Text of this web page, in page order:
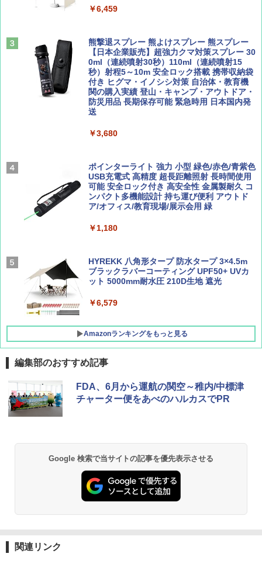
￥1,540
Coyote No.89 特集 星野道夫 夢見る旅
AIRLINE（エアライン）2026年9月号【特
集】ボーイング110周年を祝して！
￥1,760
球の歩き方A ヨーロッパ
￥2,479
A26 地球の歩き方 チェコ ポーランド スロヴ
ァキア 2026～2027 地球の歩き方A ヨーロッ
新しい日本地理 地図・統計・移動から読み
解く (講談社現代新書)
￥1,540
ーチ ピクニック ポップアップテント 携帯 簡
￥4,980
ENDLESS BASE 《めざましテレビで紹介》
テント ワンタッチ RENEW 幅200 2-3人用 43
500002(89232)
￥5,999
ーティング フルクローズ メッシュ 3-4人用
簡単設置 ポップアップテント エクルベージ
ュ(BC仕様) PATC-150B(EB)
￥9,990
イド ブラックコーティング フルクローズ メ
ッシュ 4人用 簡単設置 ポップアップテント P
ATCW-150B エクルベージュ
￥-
￥6,459
熊撃退スプレー 熊よけスプレー 熊スプレー
【日本企業販売】超強力クマ対策スプレー 30
0ml（連続噴射30秒）110ml（連続噴射15
秒）射程5～10m 安全ロック搭載 携帯収納袋
付き ヒグマ・イノシシ対策 自治体・教育機
関の購入実績 登山・キャンプ・アウトドア・
防災用品 長期保存可能 緊急時用 日本国内発
送
￥3,680
ポインターライト 強力 小型 緑色/赤色/青紫色
USB充電式 高精度 超長距離照射 長時間使用
可能 安全ロック付き 高安全性 金属製耐久 コ
ンパクト多機能設計 持ち運び便利 アウトド
ア/オフィス/教育現場/展示会用 緑
￥1,180
HYREKK 八角形タープ 防水タープ 3×4.5m
ブラックラバーコーティング UPF50+ UVカ
ット 5000mm耐水圧 210D生地 遮光
￥6,579
Amazonランキングをもっと見る
編集部のおすすめ記事
FDA、6月から運航の関空～稚内/中標津
チャーター便をあべのハルカスでPR
Google 検索で当サイトの記事を優先表示させる
関連リンク